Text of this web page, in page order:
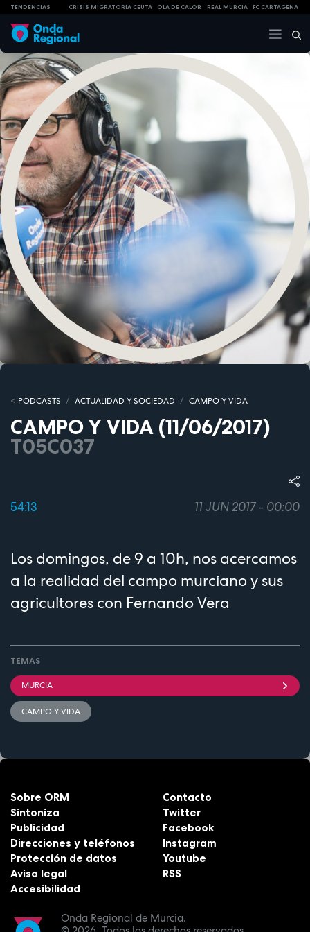
TENDENCIAS CRISIS MIGRATORIA CEUTA OLA DE CALOR REAL MURCIA FC CARTAGENA
PODCASTS ACTUALIDAD Y SOCIEDAD CAMPO Y VIDA
CAMPO Y VIDA (11/06/2017)
T05C037
54:13 11 JUN 2017 - 00:00
Los domingos, de 9 a 10h, nos acercamos
a la realidad del campo murciano y sus
agricultores con Fernando Vera
TEMAS
MURCIA
CAMPO Y VIDA
Onda Regional de Murcia.
Sobre ORM
Sintoniza
Publicidad
Direcciones y teléfonos
Protección de datos
Aviso legal
Accesibilidad
Contacto
Twitter
Facebook
Instagram
Youtube
RSS